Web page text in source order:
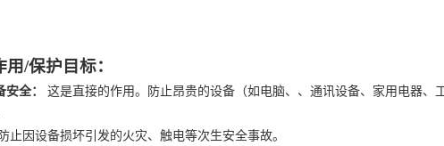
用/保护目标：
全：
这是直接的作用。防止昂贵的设备（如电脑、、通讯设备、家用电器、
防止因设备损坏引发的火灾、触电等次生安全事故。